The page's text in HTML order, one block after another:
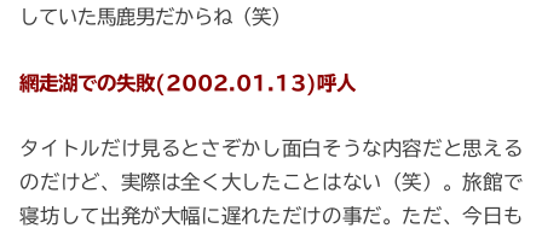
していた馬鹿男だからね（笑）
網走湖での失敗(2002.01.13)呼人
タイトルだけ見るとさぞかし面白そうな内容だと思える
のだけど、実際は全く大したことはない（笑）。旅館で
寝坊して出発が大幅に遅れただけの事だ。ただ、今日も